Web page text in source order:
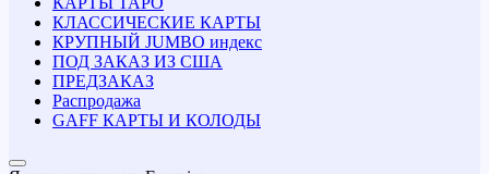
КЛАССИЧЕСКИЕ КАРТЫ
КРУПНЫЙ JUMBO индекс
ПОД ЗАКАЗ ИЗ США
ПРЕДЗАКАЗ
Распродажа
GAFF КАРТЫ И КОЛОДЫ